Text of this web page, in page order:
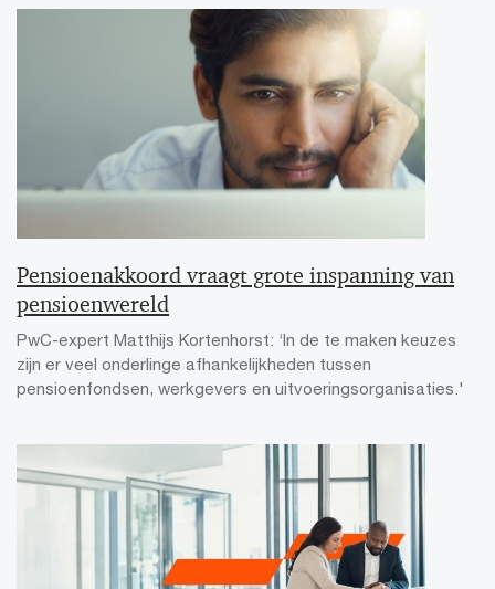
Pensioenakkoord vraagt grote inspanning van
pensioenwereld
PwC-expert Matthijs Kortenhorst: ‘In de te maken keuzes
zijn er veel onderlinge afhankelijkheden tussen
pensioenfondsen, werkgevers en uitvoeringsorganisaties.'